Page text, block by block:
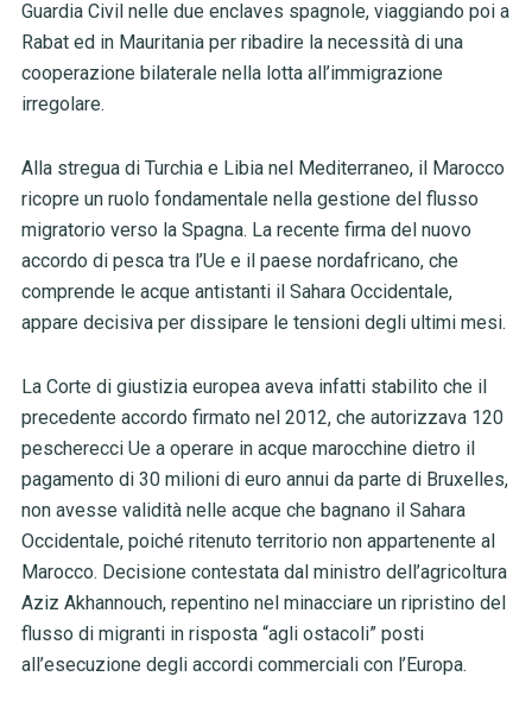
Guardia Civil nelle due enclaves spagnole, viaggiando poi a
Rabat ed in Mauritania per ribadire la necessità di una
cooperazione bilaterale nella lotta all’immigrazione
irregolare.
Alla stregua di Turchia e Libia nel Mediterraneo, il Marocco
ricopre un ruolo fondamentale nella gestione del flusso
migratorio verso la Spagna. La recente firma del nuovo
accordo di pesca tra l’Ue e il paese nordafricano, che
comprende le acque antistanti il Sahara Occidentale,
appare decisiva per dissipare le tensioni degli ultimi mesi.
La Corte di giustizia europea aveva infatti stabilito che il
precedente accordo firmato nel 2012, che autorizzava 120
pescherecci Ue a operare in acque marocchine dietro il
pagamento di 30 milioni di euro annui da parte di Bruxelles,
non avesse validità nelle acque che bagnano il Sahara
Occidentale, poiché ritenuto territorio non appartenente al
Marocco. Decisione contestata dal ministro dell’agricoltura
Aziz Akhannouch, repentino nel minacciare un ripristino del
flusso di migranti in risposta “agli ostacoli” posti
all’esecuzione degli accordi commerciali con l’Europa.